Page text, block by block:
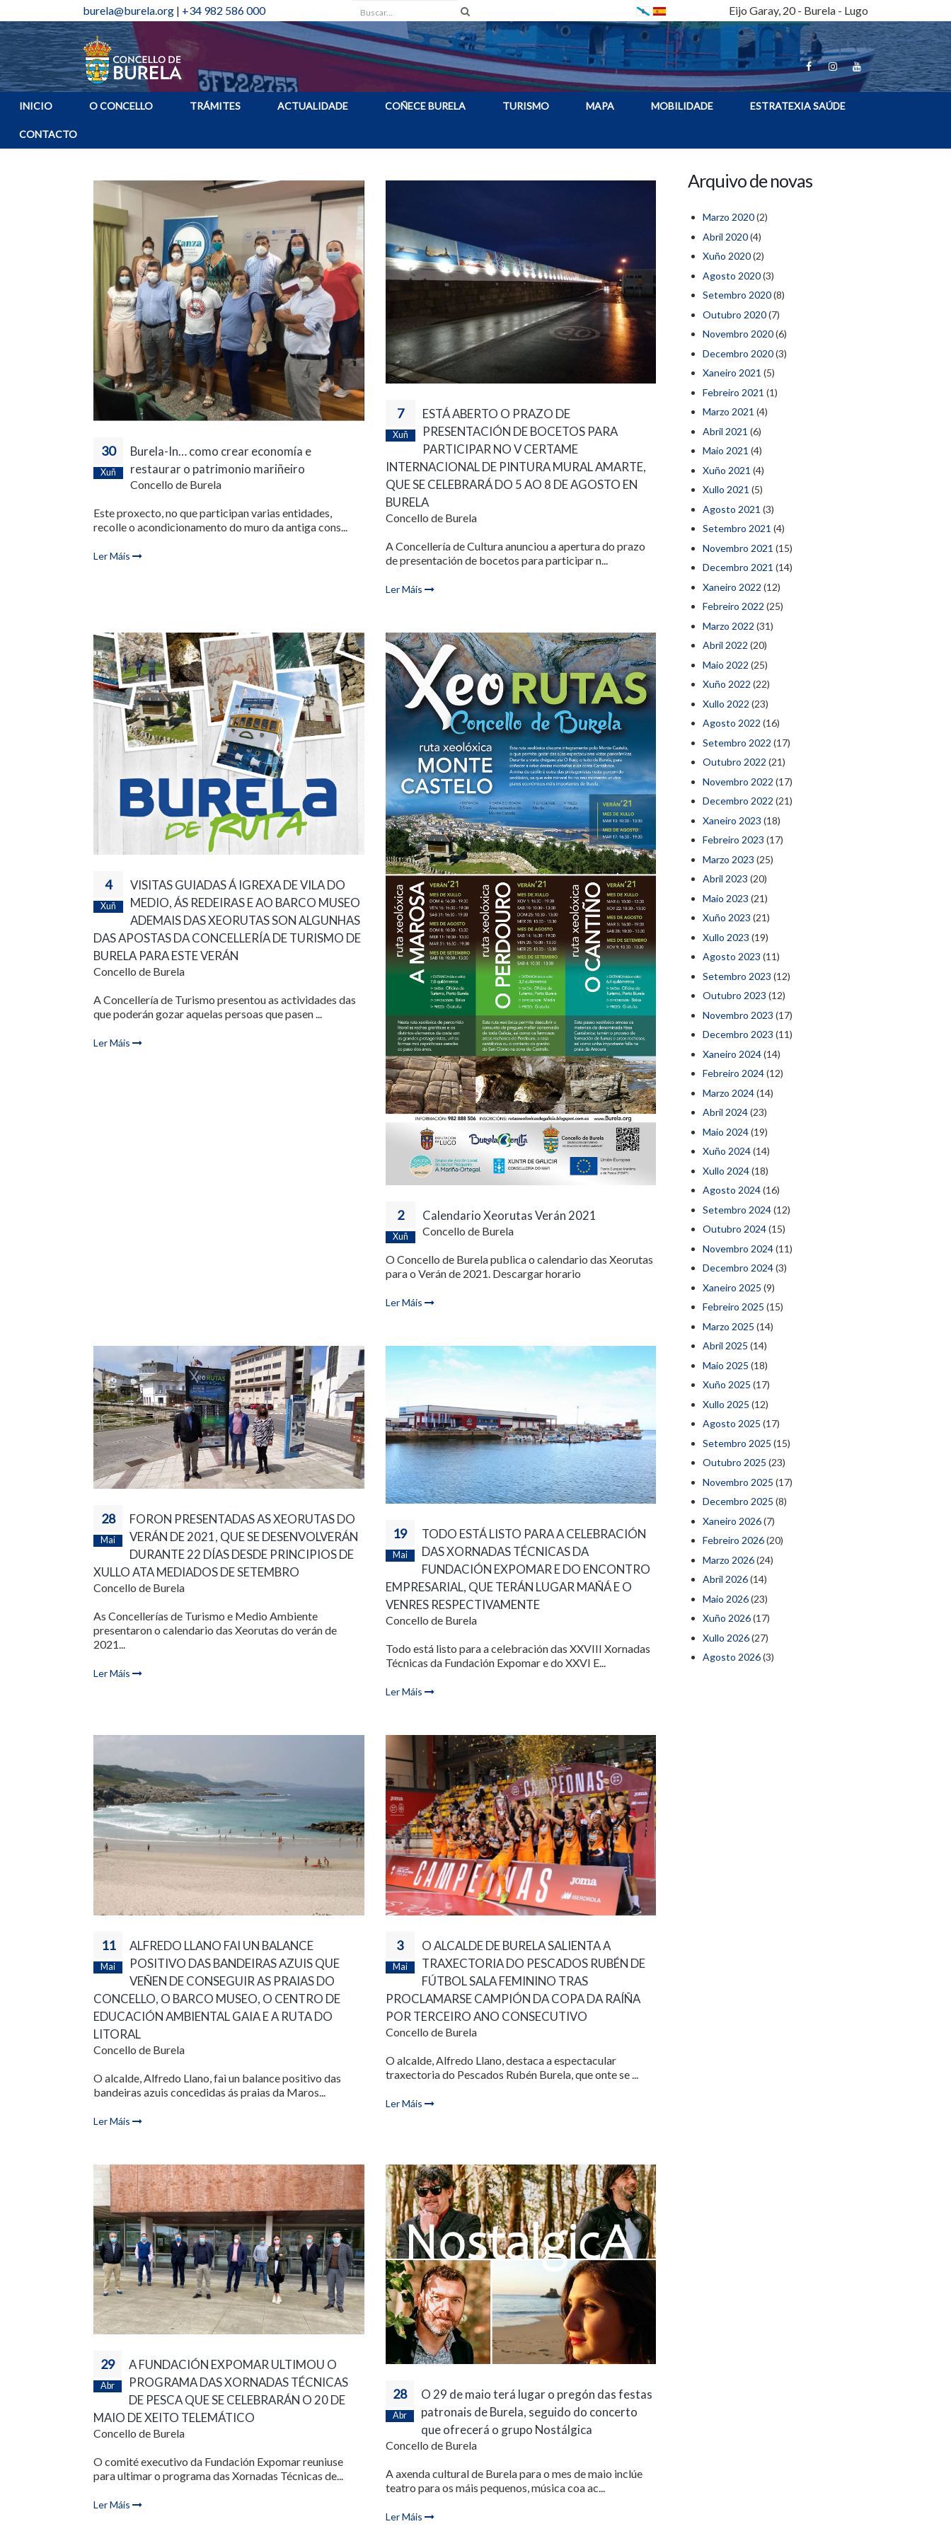
burela@burela.org | +34 982 586 000 Buscar Eijo Garay, 20 - Burela - Lugo
INICIO O CONCELLO TRÁMITES ACTUALIDADE COÑECE BURELA TURISMO MAPA MOBILIDADE ESTRATEXIA SAÚDE
CONTACTO
30
Xuñ
Burela-In… como crear economía e
restaurar o patrimonio mariñeiro
Concello de Burela
Este proxecto, no que participan varias entidades,
recolle o acondicionamento do muro da antiga cons...
Ler Máis
7
Xuñ
ESTÁ ABERTO O PRAZO DE
PRESENTACIÓN DE BOCETOS PARA
PARTICIPAR NO V CERTAME
INTERNACIONAL DE PINTURA MURAL AMARTE,
QUE SE CELEBRARÁ DO 5 AO 8 DE AGOSTO EN
BURELA
Concello de Burela
A Concellería de Cultura anunciou a apertura do prazo
de presentación de bocetos para participar n...
Ler Máis
4
Xuñ
VISITAS GUIADAS Á IGREXA DE VILA DO
MEDIO, ÁS REDEIRAS E AO BARCO MUSEO
ADEMAIS DAS XEORUTAS SON ALGUNHAS
DAS APOSTAS DA CONCELLERÍA DE TURISMO DE
BURELA PARA ESTE VERÁN
Concello de Burela
A Concellería de Turismo presentou as actividades das
que poderán gozar aquelas persoas que pasen ...
Ler Máis
2
Xuñ
Calendario Xeorutas Verán 2021
Concello de Burela
O Concello de Burela publica o calendario das Xeorutas
para o Verán de 2021. Descargar horario
Ler Máis
28
Mai
FORON PRESENTADAS AS XEORUTAS DO
VERÁN DE 2021, QUE SE DESENVOLVERÁN
DURANTE 22 DÍAS DESDE PRINCIPIOS DE
XULLO ATA MEDIADOS DE SETEMBRO
Concello de Burela
As Concellerías de Turismo e Medio Ambiente
presentaron o calendario das Xeorutas do verán de
2021...
Ler Máis
19
Mai
TODO ESTÁ LISTO PARA A CELEBRACIÓN
DAS XORNADAS TÉCNICAS DA
FUNDACIÓN EXPOMAR E DO ENCONTRO
EMPRESARIAL, QUE TERÁN LUGAR MAÑÁ E O
VENRES RESPECTIVAMENTE
Concello de Burela
Todo está listo para a celebración das XXVIII Xornadas
Técnicas da Fundación Expomar e do XXVI E...
Ler Máis
11
Mai
ALFREDO LLANO FAI UN BALANCE
POSITIVO DAS BANDEIRAS AZUIS QUE
VEÑEN DE CONSEGUIR AS PRAIAS DO
CONCELLO, O BARCO MUSEO, O CENTRO DE
EDUCACIÓN AMBIENTAL GAIA E A RUTA DO
LITORAL
Concello de Burela
O alcalde, Alfredo Llano, fai un balance positivo das
bandeiras azuis concedidas ás praias da Maros...
Ler Máis
3
Mai
O ALCALDE DE BURELA SALIENTA A
TRAXECTORIA DO PESCADOS RUBÉN DE
FÚTBOL SALA FEMININO TRAS
PROCLAMARSE CAMPIÓN DA COPA DA RAÍÑA
POR TERCEIRO ANO CONSECUTIVO
Concello de Burela
O alcalde, Alfredo Llano, destaca a espectacular
traxectoria do Pescados Rubén Burela, que onte se ...
Ler Máis
29
Abr
A FUNDACIÓN EXPOMAR ULTIMOU O
PROGRAMA DAS XORNADAS TÉCNICAS
DE PESCA QUE SE CELEBRARÁN O 20 DE
MAIO DE XEITO TELEMÁTICO
Concello de Burela
O comité executivo da Fundación Expomar reuniuse
para ultimar o programa das Xornadas Técnicas de...
Ler Máis
28
Abr
O 29 de maio terá lugar o pregón das festas
patronais de Burela, seguido do concerto
que ofrecerá o grupo Nostálgica
Concello de Burela
A axenda cultural de Burela para o mes de maio inclúe
teatro para os máis pequenos, música coa ac...
Ler Máis
Arquivo de novas
Marzo 2020(2)
Abril 2020(4)
Xuño 2020(2)
Agosto 2020(3)
Setembro 2020(8)
Outubro 2020(7)
Novembro 2020(6)
Decembro 2020(3)
Xaneiro 2021 (5)
Febreiro 2021 (1)
Marzo 2021 (4)
Abril 2021 (6)
Maio 2021 (4)
Xuño 2021 (4)
Xullo 2021 (5)
Agosto 2021 (3)
Setembro 2021 (4)
Novembro 2021 (15)
Decembro 2021 (14)
Xaneiro 2022 (12)
Febreiro 2022 (25)
Marzo 2022 (31)
Abril 2022 (20)
Maio 2022 (25)
Xuño 2022 (22)
Xullo 2022 (23)
Agosto 2022 (16)
Setembro 2022 (17)
Outubro 2022 (21)
Novembro 2022 (17)
Decembro 2022 (21)
Xaneiro 2023 (18)
Febreiro 2023 (17)
Marzo 2023 (25)
Abril 2023 (20)
Maio 2023 (21)
Xuño 2023 (21)
Xullo 2023 (19)
Agosto 2023 (11)
Setembro 2023 (12)
Outubro 2023 (12)
Novembro 2023 (17)
Decembro 2023 (11)
Xaneiro 2024(14)
Febreiro 2024(12)
Marzo 2024(14)
Abril 2024(23)
Maio 2024(19)
Xuño 2024(14)
Xullo 2024(18)
Agosto 2024(16)
Setembro 2024(12)
Outubro 2024(15)
Novembro 2024(11)
Decembro 2024(3)
Xaneiro 2025 (9)
Febreiro 2025 (15)
Marzo 2025 (14)
Abril 2025 (14)
Maio 2025 (18)
Xuño 2025 (17)
Xullo 2025 (12)
Agosto 2025 (17)
Setembro 2025 (15)
Outubro 2025 (23)
Novembro 2025 (17)
Decembro 2025 (8)
Xaneiro 2026(7)
Febreiro 2026(20)
Marzo 2026(24)
Abril 2026(14)
Maio 2026(23)
Xuño 2026(17)
Xullo 2026(27)
Agosto 2026(3)